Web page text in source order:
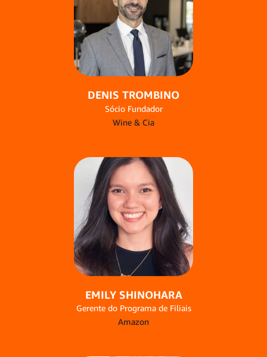
DENIS TROMBINO
Sócio Fundador
Wine & Cia
EMILY SHINOHARA
Gerente do Programa de Filiais
Amazon